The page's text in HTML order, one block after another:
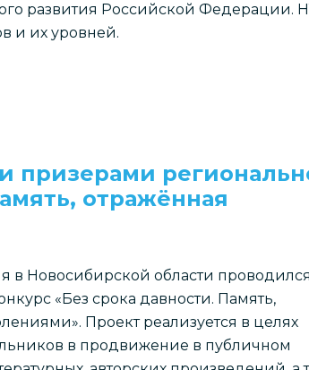
развития Российской Федерации.
и их уровней.
призерами
отражённая
в Новосибирской области
«Без срока давности. Память,
Проект реализуется в целях
в продвижение в публичном